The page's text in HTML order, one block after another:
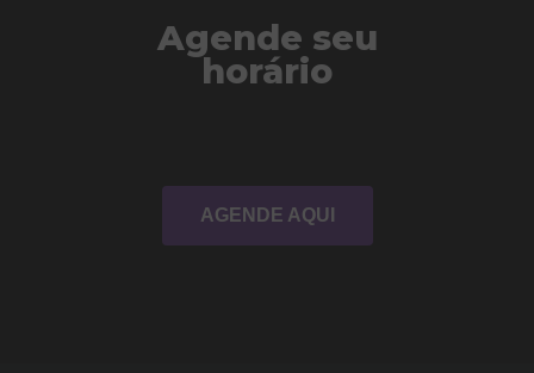
Agende seu
horário
AGENDE AQUI